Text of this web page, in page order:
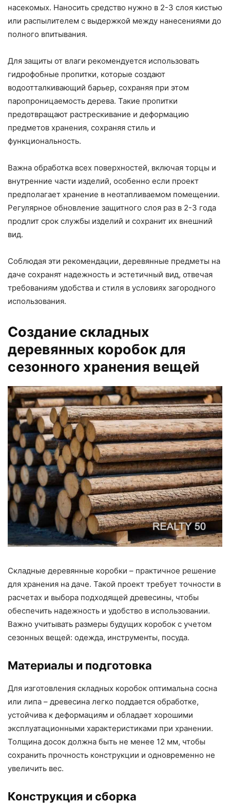
насекомых. Наносить средство нужно в 2-3 слоя кистью
или распылителем с выдержкой между нанесениями до
полного впитывания.
Для защиты от влаги рекомендуется использовать
гидрофобные пропитки, которые создают
водоотталкивающий барьер, сохраняя при этом
паропроницаемость дерева. Такие пропитки
предотвращают растрескивание и деформацию
предметов хранения, сохраняя стиль и
функциональность.
Важна обработка всех поверхностей, включая торцы и
внутренние части изделий, особенно если проект
предполагает хранение в неотапливаемом помещении.
Регулярное обновление защитного слоя раз в 2-3 года
продлит срок службы изделий и сохранит их внешний
вид.
Соблюдая эти рекомендации, деревянные предметы на
даче сохранят надежность и эстетичный вид, отвечая
требованиям удобства и стиля в условиях загородного
использования.
Создание складных
деревянных коробок для
сезонного хранения вещей
Складные деревянные коробки – практичное решение
для хранения на даче. Такой проект требует точности в
расчетах и выбора подходящей древесины, чтобы
обеспечить надежность и удобство в использовании.
Важно учитывать размеры будущих коробок с учетом
сезонных вещей: одежда, инструменты, посуда.
Материалы и подготовка
Для изготовления складных коробок оптимальна сосна
или липа – древесина легко поддается обработке,
устойчива к деформациям и обладает хорошими
эксплуатационными характеристиками при хранении.
Толщина досок должна быть не менее 12 мм, чтобы
сохранить прочность конструкции и одновременно не
увеличить вес.
Конструкция и сборка